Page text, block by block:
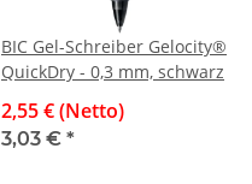
BIC Gel-Schreiber Gelocity®
QuickDry - 0,3 mm, schwarz
2,55 € (Netto)
3,03 € *